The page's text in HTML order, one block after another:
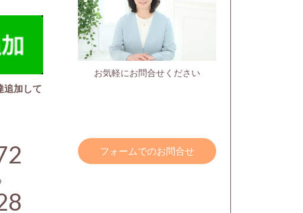
お気軽にお問合せください
追加して
フォームでのお問合せ